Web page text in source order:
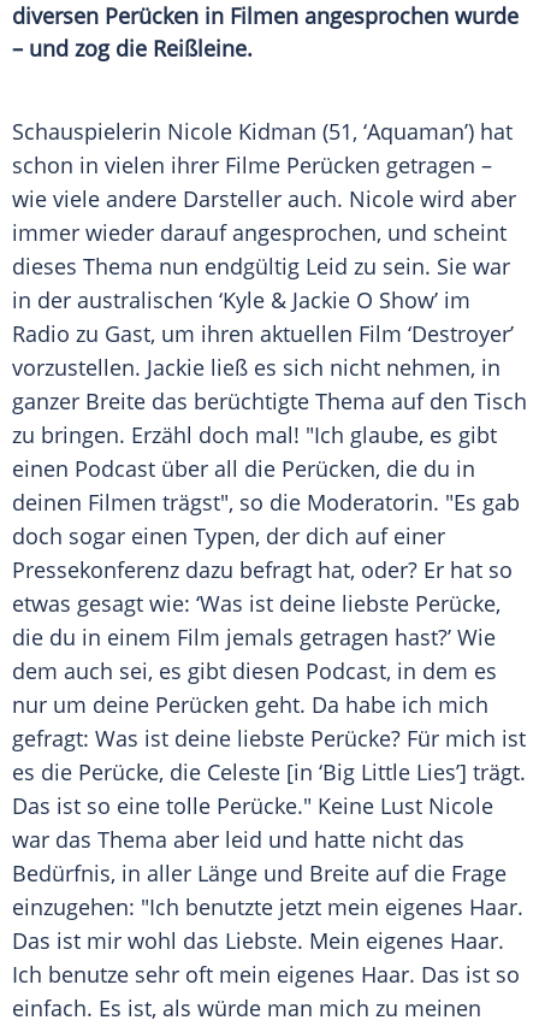
diversen Perücken in Filmen angesprochen wurde
– und zog die Reißleine.
Schauspielerin Nicole Kidman (51, ‘Aquaman’) hat
schon in vielen ihrer Filme Perücken getragen –
wie viele andere Darsteller auch. Nicole wird aber
immer wieder darauf angesprochen, und scheint
dieses Thema nun endgültig Leid zu sein. Sie war
in der australischen ‘Kyle & Jackie O Show’ im
Radio zu Gast, um ihren aktuellen Film ‘Destroyer’
vorzustellen. Jackie ließ es sich nicht nehmen, in
ganzer Breite das berüchtigte Thema auf den Tisch
zu bringen. Erzähl doch mal! "Ich glaube, es gibt
einen Podcast über all die Perücken, die du in
deinen Filmen trägst", so die Moderatorin. "Es gab
doch sogar einen Typen, der dich auf einer
Pressekonferenz dazu befragt hat, oder? Er hat so
etwas gesagt wie: ‘Was ist deine liebste Perücke,
die du in einem Film jemals getragen hast?’ Wie
dem auch sei, es gibt diesen Podcast, in dem es
nur um deine Perücken geht. Da habe ich mich
gefragt: Was ist deine liebste Perücke? Für mich ist
es die Perücke, die Celeste [in ‘Big Little Lies’] trägt.
Das ist so eine tolle Perücke." Keine Lust Nicole
war das Thema aber leid und hatte nicht das
Bedürfnis, in aller Länge und Breite auf die Frage
einzugehen: "Ich benutzte jetzt mein eigenes Haar.
Das ist mir wohl das Liebste. Mein eigenes Haar.
Ich benutze sehr oft mein eigenes Haar. Das ist so
einfach. Es ist, als würde man mich zu meinen